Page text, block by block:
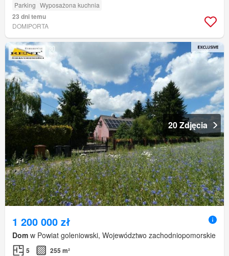
Parking Wyposażona kuchnia
23 dni temu
DOMIPORTA
20 Zdjęcia
1 200 000 zł
Dom w Powiat goleniowski, Województwo zachodniopomorskie
5 255 m²